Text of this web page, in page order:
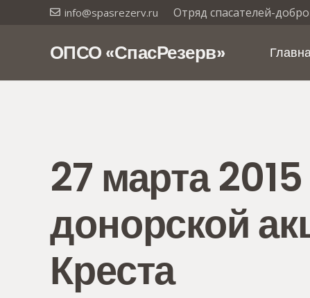
info@spasrezerv.ru Отряд спасателей-
ОПСО «СпасРезерв»
27 марта
донорской
Креста